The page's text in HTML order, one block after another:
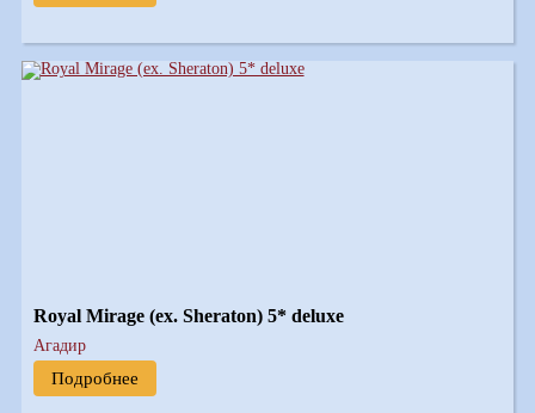
Royal Mirage (ex. Sheraton) 5* deluxe
Агадир
Подробнее